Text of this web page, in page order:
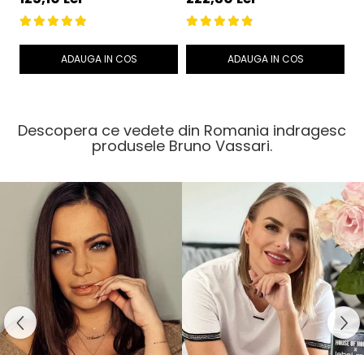
250 ml – Bruno Vassari
ADAUGA IN COS
Vassari
ADAUGA IN COS
Descopera ce vedete din Romania indragesc
produsele Bruno Vassari.